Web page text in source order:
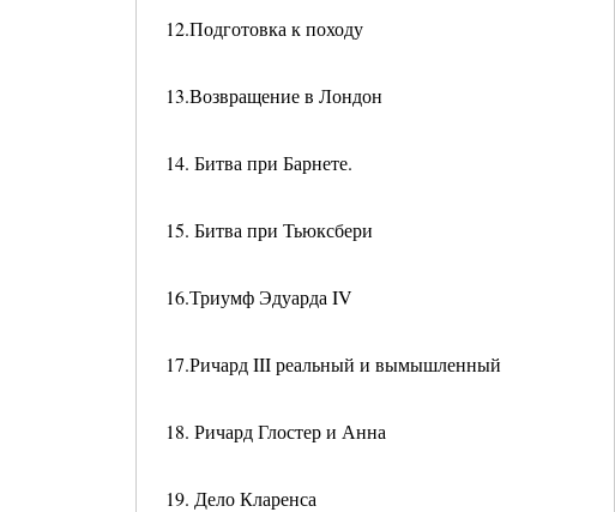
12.Подготовка к походу
13.Возвращение в Лондон
14. Битва при Барнете.
15. Битва при Тьюксбери
16.Триумф Эдуарда IV
17.Ричард III реальный и вымышленный
18. Ричард Глостер и Анна
19. Дело Кларенса